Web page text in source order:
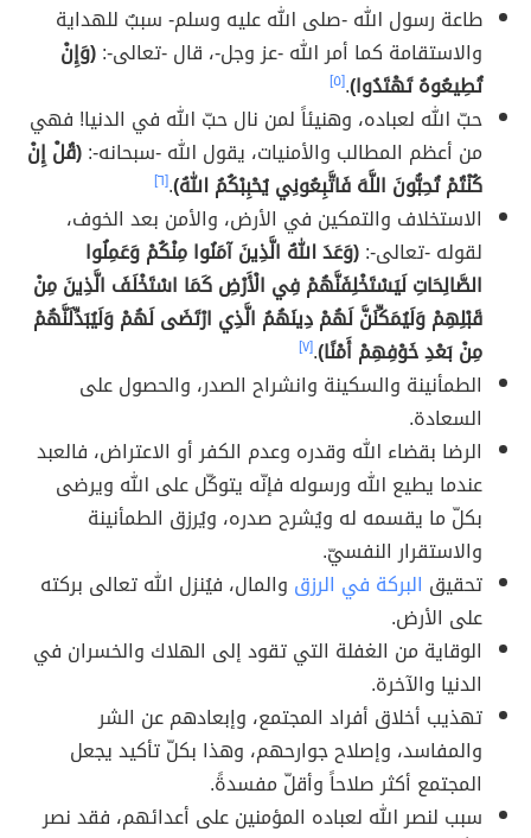
طاعة رسول الله -صلى الله عليه وسلم- سببٌ للهداية
والاستقامة كما أمر الله -عز وجل-، قال -تعالى-:(وَإِنْ
تُطِيعُوهُ تَهْتَدُوا).[٥]
حبّ الله لعباده، وهنيئاً لمن نال حبّ الله في الدنيا! فهي
من أعظم المطالب والأمنيات، يقول الله -سبحانه-:(قُلْ إِنْ
كُنْتُمْ تُحِبُّونَ اللَّهَ فَاتَّبِعُونِي يُحْبِبْكُمُ اللهُ).[٦]
الاستخلاف والتمكين في الأرض، والأمن بعد الخوف،
لقوله -تعالى-:(وَعَدَ اللهُ الَّذِينَ آمَنُوا مِنْكُمْ وَعَمِلُوا
الصَّالِحَاتِ لَيَسْتَخْلِفَنَّهُمْ فِي الْأَرْضِ كَمَا اسْتَخْلَفَ الَّذِينَ مِنْ
قَبْلِهِمْ وَلَيُمَكِّنَنَّ لَهُمْ دِينَهُمُ الَّذِي ارْتَضَى لَهُمْ وَلَيُبَدِّلَنَّهُمْ
مِنْ بَعْدِ خَوْفِهِمْ أَمْنًا).[٧]
الطمأنينة والسكينة وانشراح الصدر، والحصول على
السعادة.
الرضا بقضاء الله وقدره وعدم الكفر أو الاعتراض، فالعبد
عندما يطيع الله ورسوله فإنّه يتوكّل على الله ويرضى
بكلّ ما يقسمه له ويُشرح صدره، ويُرزق الطمأنينة
والاستقرار النفسيّ.
تحقيق البركة في الرزق والمال، فيُنزل الله تعالى بركته
على الأرض.
الوقاية من الغفلة التي تقود إلى الهلاك والخسران في
الدنيا والآخرة.
تهذيب أخلاق أفراد المجتمع، وإبعادهم عن الشر
والمفاسد، وإصلاح جوارحهم، وهذا بكلّ تأكيد يجعل
المجتمع أكثر صلاحاً وأقلّ مفسدةً.
سبب لنصر الله لعباده المؤمنين على أعدائهم، فقد نصر